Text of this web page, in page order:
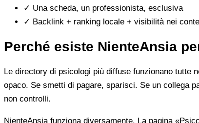
✓ Una scheda, un professionista, esclusiva
✓ Backlink + ranking locale + visibilità nei
Perché esiste NienteAnsia
Le directory di psicologi più diffuse funzionano tutte
opaco. Se smetti di pagare, sparisci. Se un collega
non controlli.
NienteAnsia funziona diversamente. La pagina